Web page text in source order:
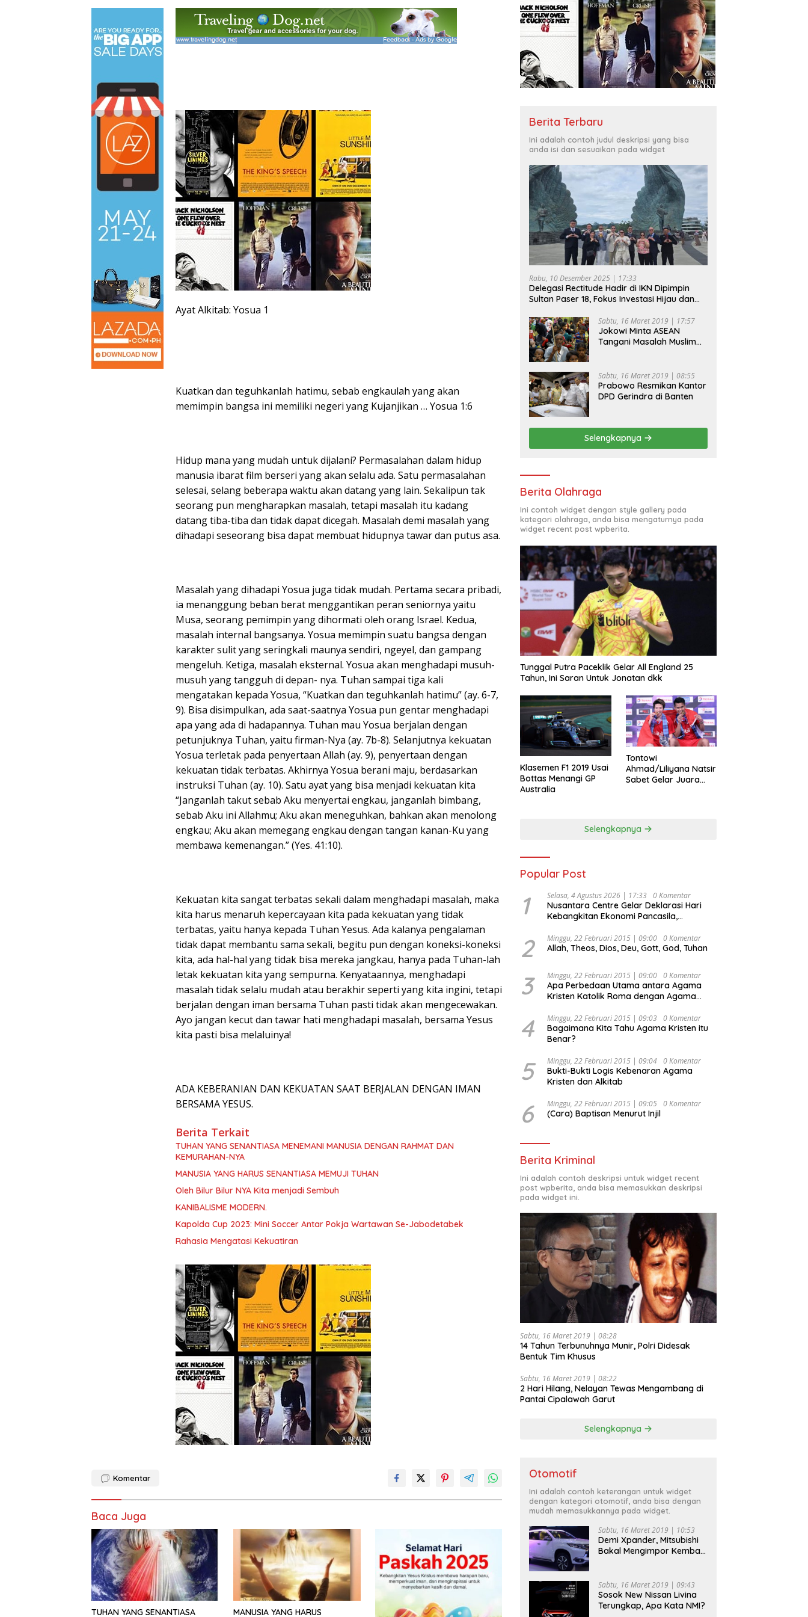
Ayat Alkitab: Yosua 1
Kuatkan dan teguhkanlah hatimu, sebab engkaulah yang akan
memimpin bangsa ini memiliki negeri yang Kujanjikan … Yosua 1:6
Hidup mana yang mudah untuk dijalani? Permasalahan dalam hidup
manusia ibarat film berseri yang akan selalu ada. Satu permasalahan
selesai, selang beberapa waktu akan datang yang lain. Sekalipun tak
seorang pun mengharapkan masalah, tetapi masalah itu kadang
datang tiba-tiba dan tidak dapat dicegah. Masalah demi masalah yang
dihadapi seseorang bisa dapat membuat hidupnya tawar dan putus asa.
Masalah yang dihadapi Yosua juga tidak mudah. Pertama secara pribadi,
ia menanggung beban berat menggantikan peran seniornya yaitu
Musa, seorang pemimpin yang dihormati oleh orang Israel. Kedua,
masalah internal bangsanya. Yosua memimpin suatu bangsa dengan
karakter sulit yang seringkali maunya sendiri, ngeyel, dan gampang
mengeluh. Ketiga, masalah eksternal. Yosua akan menghadapi musuh-
musuh yang tangguh di depan- nya. Tuhan sampai tiga kali
mengatakan kepada Yosua, “Kuatkan dan teguhkanlah hatimu” (ay. 6-7,
9). Bisa disimpulkan, ada saat-saatnya Yosua pun gentar menghadapi
apa yang ada di hadapannya. Tuhan mau Yosua berjalan dengan
petunjuknya Tuhan, yaitu firman-Nya (ay. 7b-8). Selanjutnya kekuatan
Yosua terletak pada penyertaan Allah (ay. 9), penyertaan dengan
kekuatan tidak terbatas. Akhirnya Yosua berani maju, berdasarkan
instruksi Tuhan (ay. 10). Satu ayat yang bisa menjadi kekuatan kita
“Janganlah takut sebab Aku menyertai engkau, janganlah bimbang,
sebab Aku ini Allahmu; Aku akan meneguhkan, bahkan akan menolong
engkau; Aku akan memegang engkau dengan tangan kanan-Ku yang
membawa kemenangan.” (Yes. 41:10).
Kekuatan kita sangat terbatas sekali dalam menghadapi masalah, maka
kita harus menaruh kepercayaan kita pada kekuatan yang tidak
terbatas, yaitu hanya kepada Tuhan Yesus. Ada kalanya pengalaman
tidak dapat membantu sama sekali, begitu pun dengan koneksi-koneksi
kita, ada hal-hal yang tidak bisa mereka jangkau, hanya pada Tuhan-lah
letak kekuatan kita yang sempurna. Kenyataannya, menghadapi
masalah tidak selalu mudah atau berakhir seperti yang kita ingini, tetapi
berjalan dengan iman bersama Tuhan pasti tidak akan mengecewakan.
Ayo jangan kecut dan tawar hati menghadapi masalah, bersama Yesus
kita pasti bisa melaluinya!
ADA KEBERANIAN DAN KEKUATAN SAAT BERJALAN DENGAN IMAN
BERSAMA YESUS.
Berita Terkait
TUHAN YANG SENANTIASA MENEMANI MANUSIA DENGAN RAHMAT DAN
KEMURAHAN-NYA
MANUSIA YANG HARUS SENANTIASA MEMUJI TUHAN
Oleh Bilur Bilur NYA Kita menjadi Sembuh
KANIBALISME MODERN.
Kapolda Cup 2023: Mini Soccer Antar Pokja Wartawan Se-Jabodetabek
Rahasia Mengatasi Kekuatiran
Komentar
Baca Juga
TUHAN YANG SENANTIASA MANUSIA YANG HARUS
Berita Terbaru
Ini adalah contoh judul deskripsi yang bisa
anda isi dan sesuaikan pada widget
Rabu, 10 Desember 2025 | 17:33
Delegasi Rectitude Hadir di IKN Dipimpin
Sultan Paser 18, Fokus Investasi Hijau dan
Sabtu, 16 Maret 2019 | 17:57
Jokowi Minta ASEAN
Tangani Masalah Muslim
Sabtu, 16 Maret 2019 | 08:55
Prabowo Resmikan Kantor
DPD Gerindra di Banten
Selengkapnya
Berita Olahraga
Ini contoh widget dengan style gallery pada
kategori olahraga, anda bisa mengaturnya pada
widget recent post wpberita.
Tunggal Putra Paceklik Gelar All England 25
Tahun, Ini Saran Untuk Jonatan dkk
Klasemen F1 2019 Usai
Bottas Menangi GP
Australia
Tontowi
Ahmad/Liliyana Natsir
Sabet Gelar Juara
Selengkapnya
Popular Post
1 Selasa, 4 Agustus 2026 | 17:33 0 Komentar
Nusantara Centre Gelar Deklarasi Hari
Kebangkitan Ekonomi Pancasila,
Djojohadikusumo Anti Penjajahan
(Pergolakan Ekonomi Politik Indonesia) &
Undang Perekonomian Nasional dan
Kesejahteraan Sosial dalam Menata
Bangsa Menuju Indonesia Emas 2045”,
2 Minggu, 22 Februari 2015 | 09:00 0 Komentar
Allah, Theos, Dios, Deu, Gott, God, Tuhan
3 Minggu, 22 Februari 2015 | 09:00 0 Komentar
Apa Perbedaan Utama antara Agama
Kristen Katolik Roma dengan Agama
4 Minggu, 22 Februari 2015 | 09:03 0 Komentar
Bagaimana Kita Tahu Agama Kristen itu
Benar?
5 Minggu, 22 Februari 2015 | 09:04 0 Komentar
Bukti-Bukti Logis Kebenaran Agama
Kristen dan Alkitab
6 Minggu, 22 Februari 2015 | 09:05 0 Komentar
(Cara) Baptisan Menurut Injil
Berita Kriminal
Ini adalah contoh deskripsi untuk widget recent
post wpberita, anda bisa memasukkan deskripsi
pada widget ini.
Sabtu, 16 Maret 2019 | 08:28
14 Tahun Terbunuhnya Munir, Polri Didesak
Bentuk Tim Khusus
Sabtu, 16 Maret 2019 | 08:22
2 Hari Hilang, Nelayan Tewas Mengambang di
Pantai Cipalawah Garut
Selengkapnya
Otomotif
Ini adalah contoh keterangan untuk widget
dengan kategori otomotif, anda bisa dengan
mudah memasukkannya pada widget.
Sabtu, 16 Maret 2019 | 10:53
Demi Xpander, Mitsubishi
Bakal Mengimpor Kembali
Sabtu, 16 Maret 2019 | 09:43
Sosok New Nissan Livina
Terungkap, Apa Kata NMI?